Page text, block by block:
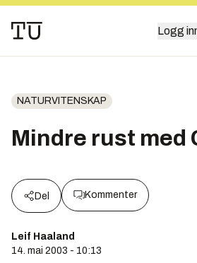
Logg
NATURVITENSKAP
Mindre rust med
Del Kommenter
Leif Haaland
14. mai 2003 - 10:13